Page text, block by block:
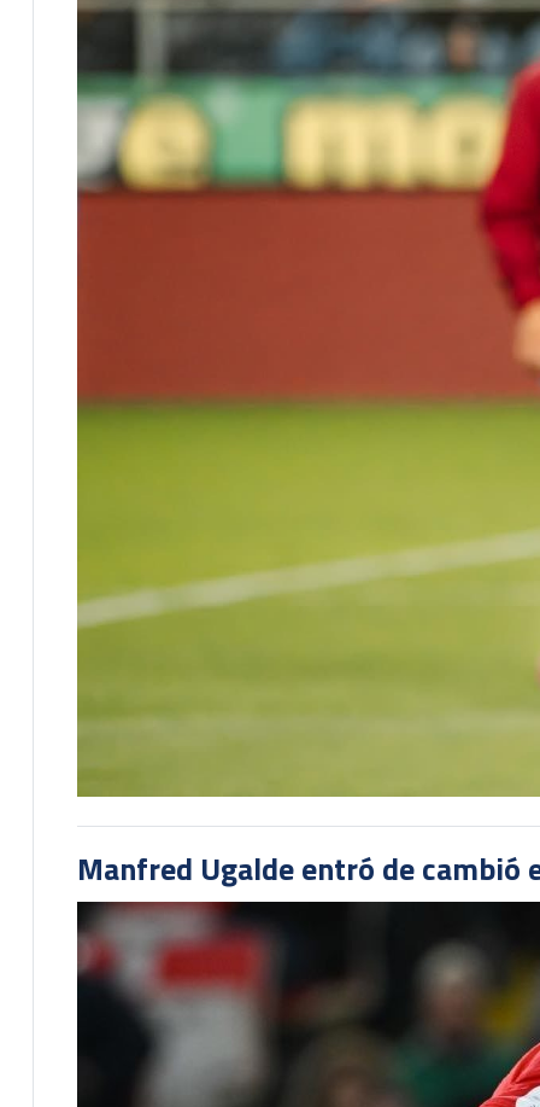
Manfred Ugalde entró de cambió